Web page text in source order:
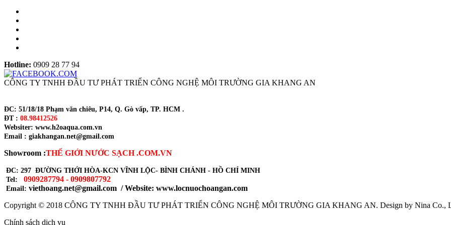
Hotline: 0909 28 77 94
CÔNG TY TNHH ĐẦU TƯ PHÁT TRIỂN CÔNG NGHỆ MÔI TRƯỜNG GIA KHANG AN
ĐC: 51/18/18 Phạm văn chiêu, P14, Q. Gò vấp, TP. HCM .
ĐT : 08.98412526
Websiter: www.h2oaqua.com.vn
Email : giakhangan.net@gmail.com
Showroom :THẾ GIỚI NƯỚC SẠCH .COM.VN
ĐC: 297 ĐƯỜNG THỚI HÒA-KCN VĨNH LỘC- BÌNH CHÁNH - HỒ CHÍ MINH
Tel:
0909287794 - 0909807792
Email: viethoang.net@gmail.com / Website: www.locnuochoangan.com
Copyright © 2018 CÔNG TY TNHH ĐẦU TƯ PHÁT TRIỂN CÔNG NGHỆ MÔI TRƯỜNG GIA KHANG AN. Design by Nina Co.,
Chính sách dịch vụ